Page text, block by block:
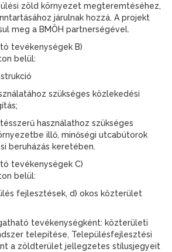
zöld környezet megteremtéséhez,
járulnak hozzá. A projekt
meg a BMÖH partnerségével.
tevékenységek B)
belül:
szükséges közlekedési
használathoz szükséges
illő, minőségi utcabútorok
beruházás keretében.
tevékenységek C)
belül:
fejlesztések, d) okos közterület
tevékenységként: közterületi
telepítése, Településfejlesztési
a zöldterület jellegzetes stílusjegyeit